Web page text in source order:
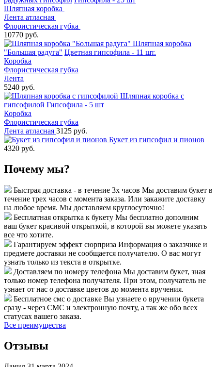
Шляпная коробка
Лента атласная
Флористическая губка
10770 руб.
Шляпная коробка
"Большая радуга" Цветная гипсофила - 11 шт.
Коробка
Флористическая губка
Лента
5240 руб.
Шляпная коробка с
гипсофилой Гипсофила - 5 шт
Коробка
Флористическая губка
Лента атласная 3125 руб.
Букет из гипсофил и пионов
4320 руб.
Почему мы?
Быстрая доставка - в течение 3х часов Мы доставим букет в
течение трех часов с момента заказа. Или закажите доставку
на любое время. Мы доставляем круглосуточно!
Бесплатная открытка к букету Мы бесплатно дополним
ваш букет красивой открыткой, в которой вы можете указать
все что хотите.
Гарантируем эффект сюрприза Информация о заказчике и
предмете доставки не сообщается получателю. О вас могут
узнать только из текста в открытке.
Доставляем по номеру телефона Мы доставим букет, зная
только номер телефона получателя. При этом, получатель не
узнает от нас о доставке цветов до момента вручения.
Бесплатное смс о доставке Вы узнаете о вручении букета
сразу - через СМС и электронную почту, а так же обо всех
статусах вашего заказа.
Все преимущества
Отзывы